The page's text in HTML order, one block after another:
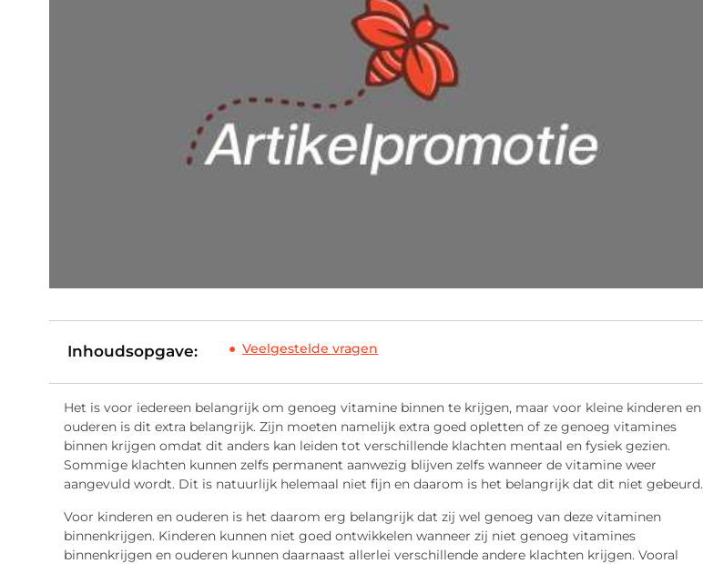
Inhoudsopgave: Veelgestelde vragen
Het is voor iedereen belangrijk om genoeg vitamine binnen te krijgen, maar voor kleine kinderen en
ouderen is dit extra belangrijk. Zijn moeten namelijk extra goed opletten of ze genoeg vitamines
binnen krijgen omdat dit anders kan leiden tot verschillende klachten mentaal en fysiek gezien.
Sommige klachten kunnen zelfs permanent aanwezig blijven zelfs wanneer de vitamine weer
aangevuld wordt. Dit is natuurlijk helemaal niet fijn en daarom is het belangrijk dat dit niet gebeurd.
Voor kinderen en ouderen is het daarom erg belangrijk dat zij wel genoeg van deze vitaminen
binnenkrijgen. Kinderen kunnen niet goed ontwikkelen wanneer zij niet genoeg vitamines
binnenkrijgen en ouderen kunnen daarnaast allerlei verschillende andere klachten krijgen. Vooral